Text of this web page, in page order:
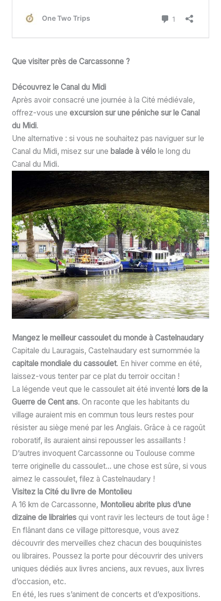
Que visiter près de Carcassonne ?
Découvrez le Canal du Midi
Après avoir consacré une journée à la Cité médiévale,
offrez-vous une excursion sur une péniche sur le Canal
du Midi.
Une alternative : si vous ne souhaitez pas naviguer sur le
Canal du Midi, misez sur une balade à vélole long du
Canal du Midi.
Mangez le meilleur cassoulet du monde à Castelnaudary
Capitale du Lauragais, Castelnaudary est surnommée la
capitale mondiale du cassoulet. En hiver comme en été,
laissez-vous tenter par ce plat du terroir occitan !
La légende veut que le cassoulet ait été inventé lors de la
Guerre de Cent ans. On raconte que les habitants du
village auraient mis en commun tous leurs restes pour
résister au siège mené par les Anglais. Grâce à ce ragoût
roboratif, ils auraient ainsi repousser les assaillants !
D’autres invoquent Carcassonne ou Toulouse comme
terre originelle du cassoulet… une chose est sûre, si vous
aimez le cassoulet, filez à Castelnaudary !
Visitez la Cité du livre de Montolieu
A 16 km de Carcassonne, Montolieu abrite plus d’une
dizaine de librairiesqui vont ravir les lecteurs de tout âge !
En flânant dans ce village pittoresque, vous avez
découvrir des merveilles chez chacun des bouquinistes
ou libraires. Poussez la porte pour découvrir des univers
uniques dédiés aux livres anciens, aux revues, aux livres
d’occasion, etc.
En été, les rues s’animent de concerts et d’expositions.